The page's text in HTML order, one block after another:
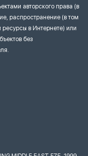
авторского права (в
распространение (в том
в Интернете) или
без